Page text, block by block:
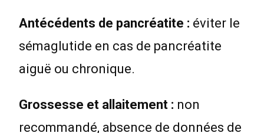
Antécédents de pancréatite : éviter le
sémaglutide en cas de pancréatite
aiguë ou chronique.
Grossesse et allaitement : non
recommandé, absence de données de